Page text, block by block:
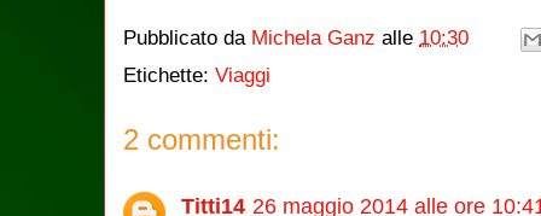
Pubblicato da Michela Ganz alle 10:30
Etichette: Viaggi
2 commenti:
Titti14 26 maggio 2014 alle ore